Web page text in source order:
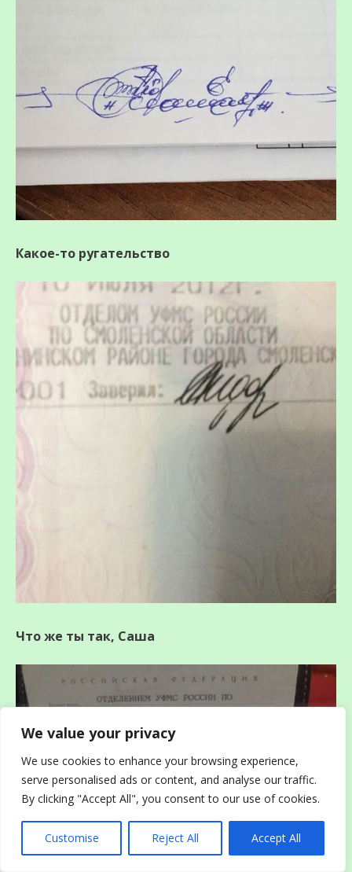
We value your privacy
We use cookies to enhance your browsing experience,
serve personalised ads or content, and analyse our traffic.
By clicking "Accept All", you consent to our use of cookies.
Customise Reject All Accept All
Какое-то ругательство
Что же ты так, Саша